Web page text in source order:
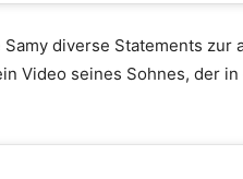
diverse Statements zur
Video seines Sohnes, der